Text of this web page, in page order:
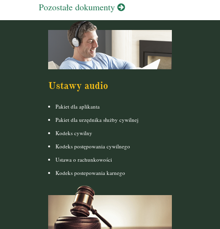
Pozostałe dokumenty
Ustawy audio
Pakiet dla aplikanta
Pakiet dla urzędnika służby cywilnej
Kodeks cywilny
Kodeks postępowania cywilnego
Ustawa o rachunkowości
Kodeks postepowania karnego